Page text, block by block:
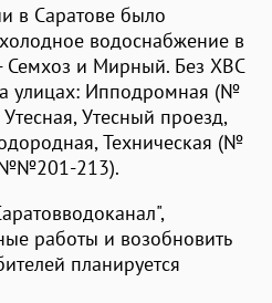
в Саратове было
водоснабжение в
Семхоз и Мирный. Без ХВС
улицах: Ипподромная (№
Утесный проезд,
Техническая (№
213).
работы и возобновить
планируется